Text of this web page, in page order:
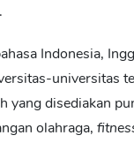
Indonesia,
universitas
yang disediakan
olahraga,